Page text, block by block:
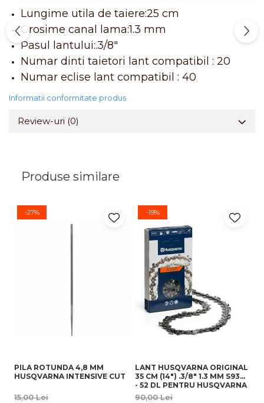
Lungime utila de taiere:25 cm
Grosime canal lama:1.3 mm
Pasul lantului:.3/8"
Numar dinti taietori lant compatibil : 20
Numar eclise lant compatibil : 40
Informatii conformitate produs
Review-uri (0)
Produse similare
-27%
PILA ROTUNDA 4,8 MM
HUSQVARNA INTENSIVE CUT
15,00 Lei
-19%
LANT HUSQVARNA ORIGINAL
35 CM (14") .3/8" 1.3 MM S93G
- 52 DL PENTRU HUSQVARNA
ORIGINAL 236 , 120 MARK II
90,00 Lei